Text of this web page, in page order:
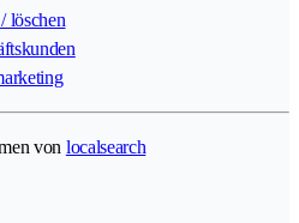
löschen
von localsearch